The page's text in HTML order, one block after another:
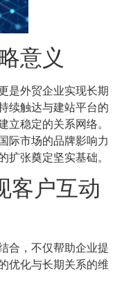
意义
是外贸企业实现长期
续触达与建站平台的
立稳定的关系网络。
际市场的品牌影响力
张奠定坚实基础。
客户互动
合，不仅帮助企业提
优化与长期关系的维